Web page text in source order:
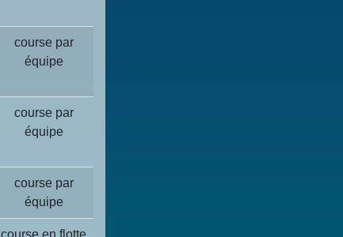
course par
équipe
course par
équipe
course par
équipe